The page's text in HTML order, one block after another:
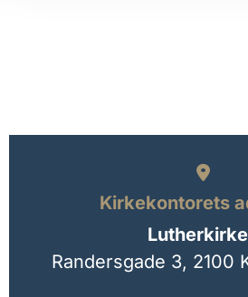

Kirkekontorets
Randersgade 3, 2100